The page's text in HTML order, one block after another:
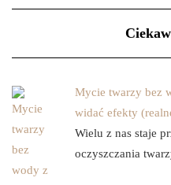
Mycie twarzy bez
widać efekty
Wielu z nas staje
oczyszczania